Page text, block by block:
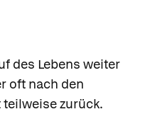
des Lebens weiter
oft nach den
zurück.